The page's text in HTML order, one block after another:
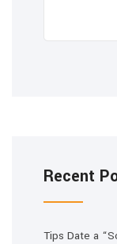
Recent
Tips Date a